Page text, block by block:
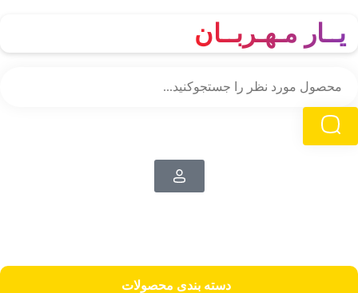
یــار مـهـربــان
دسته‌ بندی محصولات